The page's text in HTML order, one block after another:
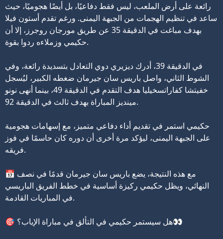
رائعة على أرض الملعب، ليس فقط دفاعيًا، بل أيضًا هجوميًا، حيث
ساعد في تنظيم الهجمات من الجبهة اليمنى. ورغم تقدم أستون فيلا
بهدف مباغت في الدقيقة 35 عن طريق مورجان روجرز، إلا أن
حكيمي وزملاءه ردوا بقوة.
في الدقيقة 39، أدرك ديزيري دوي التعادل بتسديدة رائعة، وفي
الشوط الثاني، واصل باريس سان جيرمان ضغطه الكبير، ليُسجل
خفيتشا كفاراتسخيليا هدف التقدم في الدقيقة 49، بينما أنهى نونو
مينديز المباراة بهدف ثالث في الدقيقة 92.
حكيمي استمر في تقديم أداء دفاعي متميز، مع إسهامات هجومية
على الجبهة اليمنى، ليؤكد مرة أخرى أن دوره كان حاسمًا في فوز
فريقه.
📅 مع هذه النتيجة، يضع باريس سان جيرمان قدمًا في نصف
النهائي، ويظل حكيمي ركيزة أساسية في خطط الفريق الباريسي
في المباريات القادمة.
🎯 هل سيستمر حكيمي في التألق في مباراة الإياب؟👀